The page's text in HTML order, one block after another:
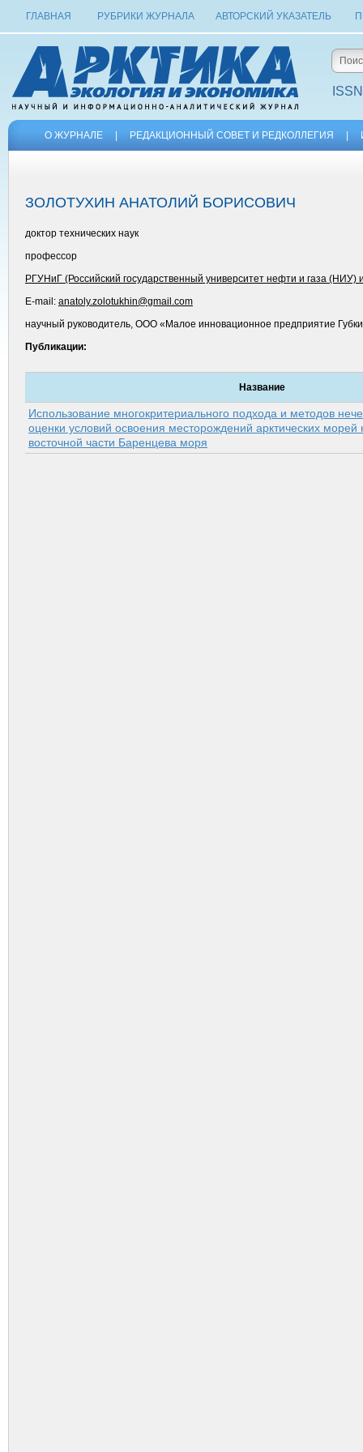
ГЛАВНАЯ РУБРИКИ ЖУРНАЛА АВТОРСКИЙ УКАЗАТЕЛЬ
О ЖУРНАЛЕ РЕДАКЦИОННЫЙ СОВЕТ И РЕДКОЛЛЕГИЯ
ЗОЛОТУХИН АНАТОЛИЙ БОРИСОВИЧ
доктор технических наук
профессор
РГУНиГ (Российский государственный университет нефти и газа (НИУ)
E-mail: anatoly.zolotukhin@gmail.com
научный руководитель, ООО «Малое инновационное предприятие
Публикации:
Название
Использование многокритериального подхода и методов
оценки условий освоения месторождений арктических
восточной части Баренцева моря